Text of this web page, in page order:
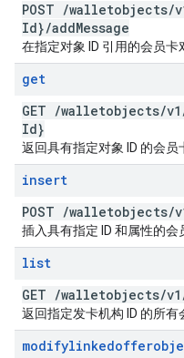
POST /walletobjects/
Id}/addMessage
在指定对象 ID 引用的会员卡
get
GET /walletobjects/v1
Id}
返回具有指定对象 ID 的会员
insert
POST /walletobjects/
插入具有指定 ID 和属性的会
list
GET /walletobjects/v1
返回指定发卡机构 ID 的所有